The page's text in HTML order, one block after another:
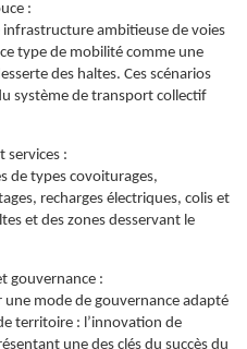
:
ambitieuse de voies
type de mobilité comme une
des haltes. Ces scénarios
système de transport collectif
services :
de types covoiturages,
recharges électriques, colis et
et des zones desservant le
gouvernance :
une mode de gouvernance adapté
territoire : l’innovation de
une des clés du succès du